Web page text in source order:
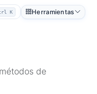
K Herramientas
de